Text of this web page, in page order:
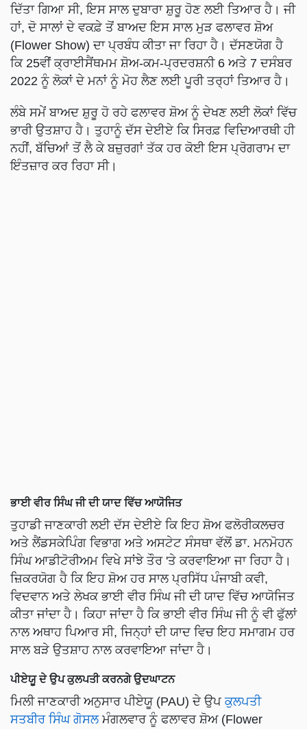
ਦਿੱਤਾ ਗਿਆ ਸੀ, ਇਸ ਸਾਲ ਦੁਬਾਰਾ ਸ਼ੁਰੂ ਹੋਣ ਲਈ ਤਿਆਰ ਹੈ। ਜੀ
ਹਾਂ, ਦੋ ਸਾਲਾਂ ਦੇ ਵਕਫ਼ੇ ਤੋਂ ਬਾਅਦ ਇਸ ਸਾਲ ਮੁੜ ਫਲਾਵਰ ਸ਼ੋਅ
(Flower Show) ਦਾ ਪ੍ਰਬੰਧ ਕੀਤਾ ਜਾ ਰਿਹਾ ਹੈ। ਦੱਸਣਯੋਗ ਹੈ
ਕਿ 25ਵੀਂ ਕ੍ਰਾਈਸੈਂਥਮਮ ਸ਼ੋਅ-ਕਮ-ਪ੍ਰਦਰਸ਼ਨੀ 6 ਅਤੇ 7 ਦਸੰਬਰ
2022 ਨੂੰ ਲੋਕਾਂ ਦੇ ਮਨਾਂ ਨੂੰ ਮੋਹ ਲੈਣ ਲਈ ਪੂਰੀ ਤਰ੍ਹਾਂ ਤਿਆਰ ਹੈ।
ਲੰਬੇ ਸਮੇਂ ਬਾਅਦ ਸ਼ੁਰੂ ਹੋ ਰਹੇ ਫਲਾਵਰ ਸ਼ੋਅ ਨੂੰ ਦੇਖਣ ਲਈ ਲੋਕਾਂ ਵਿੱਚ
ਭਾਰੀ ਉਤਸ਼ਾਹ ਹੈ। ਤੁਹਾਨੂੰ ਦੱਸ ਦੇਈਏ ਕਿ ਸਿਰਫ਼ ਵਿਦਿਆਰਥੀ ਹੀ
ਨਹੀਂ, ਬੱਚਿਆਂ ਤੋਂ ਲੈ ਕੇ ਬਜ਼ੁਰਗਾਂ ਤੱਕ ਹਰ ਕੋਈ ਇਸ ਪ੍ਰੋਗਰਾਮ ਦਾ
ਇੰਤਜ਼ਾਰ ਕਰ ਰਿਹਾ ਸੀ।
ਭਾਈ ਵੀਰ ਸਿੰਘ ਜੀ ਦੀ ਯਾਦ ਵਿੱਚ ਆਯੋਜਿਤ
ਤੁਹਾਡੀ ਜਾਣਕਾਰੀ ਲਈ ਦੱਸ ਦੇਈਏ ਕਿ ਇਹ ਸ਼ੋਅ ਫਲੋਰੀਕਲਚਰ
ਅਤੇ ਲੈਂਡਸਕੇਪਿੰਗ ਵਿਭਾਗ ਅਤੇ ਅਸਟੇਟ ਸੰਸਥਾ ਵੱਲੋਂ ਡਾ. ਮਨਮੋਹਨ
ਸਿੰਘ ਆਡੀਟੋਰੀਅਮ ਵਿਖੇ ਸਾਂਝੇ ਤੌਰ 'ਤੇ ਕਰਵਾਇਆ ਜਾ ਰਿਹਾ ਹੈ।
ਜ਼ਿਕਰਯੋਗ ਹੈ ਕਿ ਇਹ ਸ਼ੋਅ ਹਰ ਸਾਲ ਪ੍ਰਸਿੱਧ ਪੰਜਾਬੀ ਕਵੀ,
ਵਿਦਵਾਨ ਅਤੇ ਲੇਖਕ ਭਾਈ ਵੀਰ ਸਿੰਘ ਜੀ ਦੀ ਯਾਦ ਵਿੱਚ ਆਯੋਜਿਤ
ਕੀਤਾ ਜਾਂਦਾ ਹੈ। ਕਿਹਾ ਜਾਂਦਾ ਹੈ ਕਿ ਭਾਈ ਵੀਰ ਸਿੰਘ ਜੀ ਨੂੰ ਵੀ ਫੁੱਲਾਂ
ਨਾਲ ਅਥਾਹ ਪਿਆਰ ਸੀ, ਜਿਨ੍ਹਾਂ ਦੀ ਯਾਦ ਵਿਚ ਇਹ ਸਮਾਗਮ ਹਰ
ਸਾਲ ਬੜੇ ਉਤਸ਼ਾਹ ਨਾਲ ਕਰਵਾਇਆ ਜਾਂਦਾ ਹੈ।
ਪੀਏਯੂ ਦੇ ਉਪ ਕੁਲਪਤੀ ਕਰਨਗੇ ਉਦਘਾਟਨ
ਮਿਲੀ ਜਾਣਕਾਰੀ ਅਨੁਸਾਰ ਪੀਏਯੂ (PAU) ਦੇ ਉਪ ਕੁਲਪਤੀ
ਸਤਬੀਰ ਸਿੰਘ ਗੋਸਲਮੰਗਲਵਾਰ ਨੂੰ ਫਲਾਵਰ ਸ਼ੋਅ (Flower